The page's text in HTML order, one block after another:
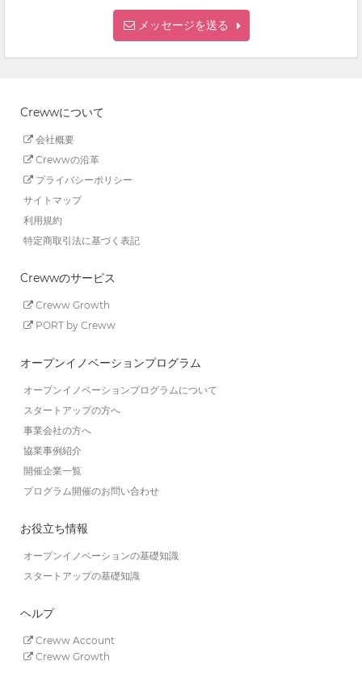
メッセージを送る
Crewwについて
会社概要
Crewwの沿革
プライバシーポリシー
サイトマップ
利用規約
特定商取引法に基づく表記
Crewwのサービス
Creww Growth
PORT by Creww
オープンイノベーションプログラム
オープンイノベーションプログラムについて
スタートアップの方へ
事業会社の方へ
協業事例紹介
開催企業一覧
プログラム開催のお問い合わせ
お役立ち情報
オープンイノベーションの基礎知識
スタートアップの基礎知識
ヘルプ
Creww Account
Creww Growth